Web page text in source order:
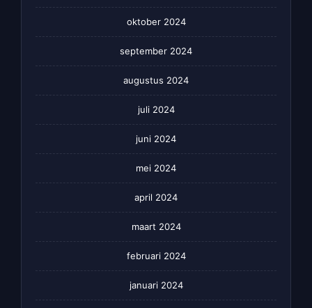
oktober 2024
september 2024
augustus 2024
juli 2024
juni 2024
mei 2024
april 2024
maart 2024
februari 2024
januari 2024